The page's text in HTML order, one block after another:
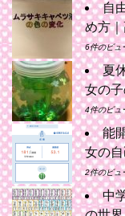
自
め方
6件のビュ
夏
女の
4件のビュ
能
女の
2件のビュ
中